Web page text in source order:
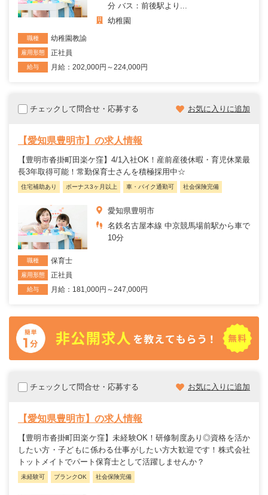
分 バス：前後駅より...
幼稚園
職種 幼稚園教諭
雇用形態 正社員
給与 月給：202,000円～224,000円
チェックして問合せ・応募する お気に入りに追加
【愛知県豊明市】の求人情報
【豊明市沓掛町田楽ケ窪】4/1入社OK！産前産後休暇・育児休業最
長3年取得可能！常勤保育士さんを積極採用中☆
住宅補助あり ボーナス3ヶ月以上 車・バイク通勤可 社会保険完備
愛知県豊明市
名鉄名古屋本線 中京競馬場前駅から車で
10分
職種 保育士
雇用形態 正社員
給与 月給：181,000円～247,000円
チェックして問合せ・応募する お気に入りに追加
【愛知県豊明市】の求人情報
【豊明市沓掛町田楽ケ窪】未経験OK！研修制度あり◎資格を活か
したい方・子どもに係わる仕事がしたい方大歓迎です！株式会社
トットメイトでパート保育士として活躍しませんか？
未経験可 ブランクOK 社会保険完備